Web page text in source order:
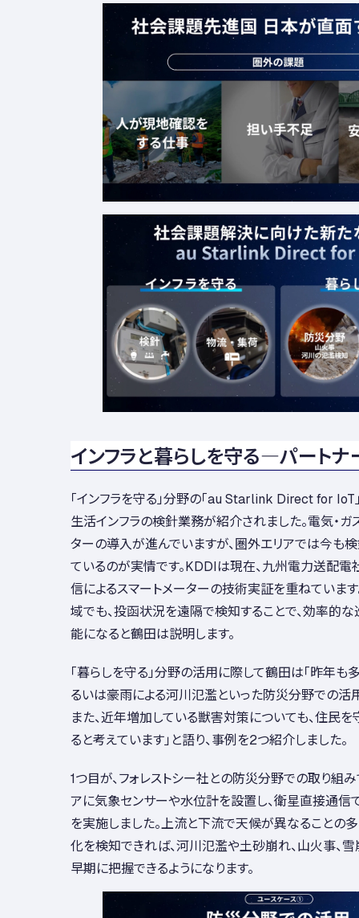
インフラと暮らしを守る―パート
「インフラを守る」分野の「au Starlink Direct for IoT
生活インフラの検針業務が紹介されました。電気・ガ
ターの導入が進んでいますが、圏外エリアでは今も
ているのが実情です。KDDIは現在、九州電力送配電
信によるスマートメーターの技術実証を重ねていま
域でも、投函状況を遠隔で検知することで、効率的
能になると鶴田は説明します。
「暮らしを守る」分野の活用に際して鶴田は「昨年も
るいは豪雨による河川氾濫といった防災分野での活
また、近年増加している獣害対策についても、住民
ると考えています」と語り、事例を2つ紹介しました。
1つ目が、フォレストシー社との防災分野での取り組
アに気象センサーや水位計を設置し、衛星直接通信
を実施しました。上流と下流で天候が異なることの
化を検知できれば、河川氾濫や土砂崩れ、山火事、
早期に把握できるようになります。